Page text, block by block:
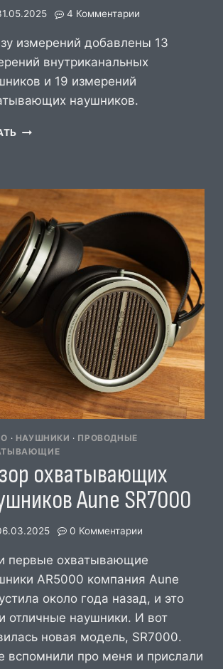
4 Комментарии
измерений добавлены 13
внутриканальных
и 19 измерений
наушников.
ОБНОВЛЕНИЕ
2025)
· НАУШНИКИ · ПРОВОДНЫЕ
охватывающих
Aune SR7000
0 Комментарии
первые охватывающие
AR5000 компания Aune
около года назад, и это
отличные наушники. И вот
новая модель, SR7000.
вспомнили про меня и прислали